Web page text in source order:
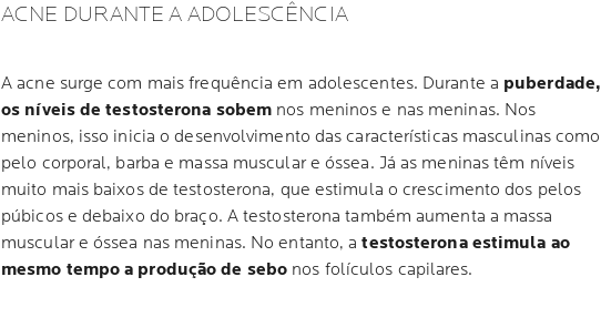
ACNE DURANTE A ADOLESCÊNCIA
A acne surge com mais frequência em adolescentes. Durante a puberdade,
os níveis de testosterona sobem nos meninos e nas meninas. Nos
meninos, isso inicia o desenvolvimento das características masculinas como
pelo corporal, barba e massa muscular e óssea. Já as meninas têm níveis
muito mais baixos de testosterona, que estimula o crescimento dos pelos
púbicos e debaixo do braço. A testosterona também aumenta a massa
muscular e óssea nas meninas. No entanto, atestosterona estimula ao
mesmo tempo a produção de sebo nos folículos capilares.